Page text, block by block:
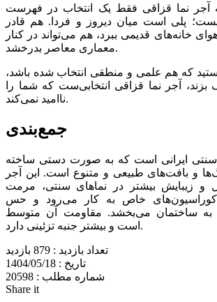
آجر نما قزاقی فقط یک انتخاب در فهرست
پلی است میان دیروز و فردا. هم قادر
خانه‌های قدیمی ببرد، هم می‌تواند در کنار
معماری معاصر بدرخشد.
هستید که هم علمی و منطقی انتخاب شده باشد،
آجر نما قزاقی انتخابی‌ست که شما را
ناامید نمی‌کند.
جمع‌بندی
سنتی ایرانی است که به صورت دستی ساخته
و بافت‌های طبیعی و متنوع است. این آجر
و زیبایش بیشتر در نماهای سنتی، مرمت
دکوراسیون‌های خاص به کار می‌رود و حس
به ساختمان می‌بخشد. مقاومت آن متوسط
است و بیشتر جنبه تزئینی دارد.
تعداد بازدید :
تاریخ : 1404/05/18
شماره مطلب : 20598
Share it